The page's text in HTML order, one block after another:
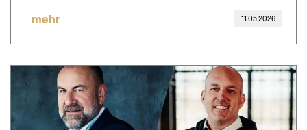
mehr 11.05.2026